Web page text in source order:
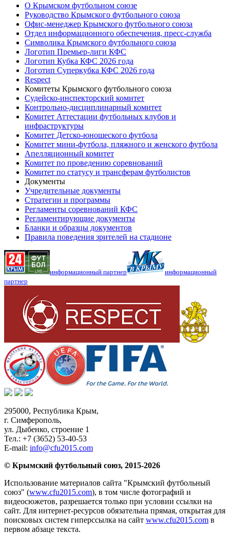
О Крымском футбольном союзе
Руководство Крымского футбольного союза
Офис-менеджер Крымского футбольного союза
Отдел информационного обеспечения, пресс-служба
Символика Крымского футбольного союза
Логотип Премьер-лиги КФС
Логотип Кубка КФС 2026 года
Логотип Суперкубка КФС 2026 года
Respect
Комитеты Крымского футбольного союза
Судейско-инспекторский комитет
Контрольно-дисциплинарный комитет
Комитет Аттестации футбольных клубов и
инфраструктуры
Комитет Детско-юношеского футбола
Комитет мини-футбола, пляжного и женского футбола
Апелляционный комитет
Комитет по проведению соревнований
Комитет по статусу и трансферам футболистов
Документы
Учредительные документы
Стратегии и программы
Регламенты соревнований КФС
Регламентирующие документы
Бланки и образцы документов
Правила поведения зрителей на стадионе
информационный партнер
информационный
партнер
295000, Республика Крым,
г. Симферополь,
ул. Дыбенко, строение 1
Тел.: +7 (3652) 53-40-53
E-mail: info@cfu2015.com
© Крымский футбольный союз, 2015-2026
Использование материалов сайта "Крымский футбольный
союз" (www.cfu2015.com), в том числе фотографий и
видеосюжетов, разрешается только при условии ссылки на
сайт. Для интернет-ресурсов обязательна прямая, открытая для
поисковых систем гиперссылка на сайт www.cfu2015.com в
первом абзаце текста.